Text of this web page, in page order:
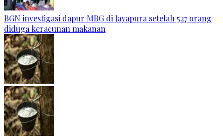
BGN investigasi dapur MBG di Jayapura setelah 527 orang
diduga keracunan makanan